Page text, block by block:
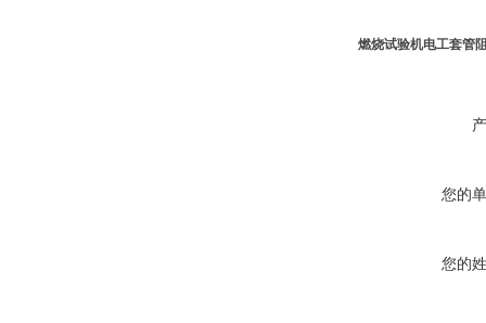
燃烧试验机电工套管
您的
您的